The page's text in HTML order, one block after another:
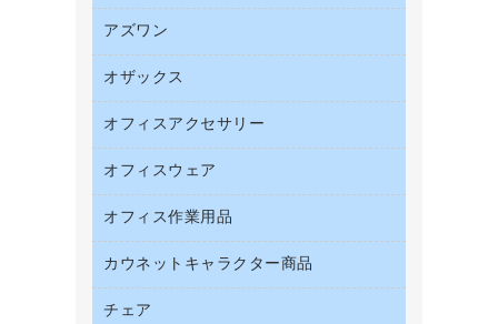
コピートナー
トナーカートリッジ
ファクシミリトナー
プリンタ用リボン
リサイクルトナー（プール方式）
互換インクカートリッジ
インクジェットプリンタ用紙
コピー用紙
その他コピー用紙・プリンタ用紙
ハガキ用紙
ファクシミリ用紙
ラベル用紙
ワープロ用紙
帳票用紙／フォーム用紙
アズワン
オフィス用品
オザックス
店舗用品
オフィスアクセサリー
インテリア・インテリア収納
オフィスアクセサリー
オフィスウェア
アウター
ブラウス・シャツ
医療・介護・ワーキングウェア
オフィス作業用品
ペット用品
カウネットキャラクター商品
カウネットキャラクター商品
チェア